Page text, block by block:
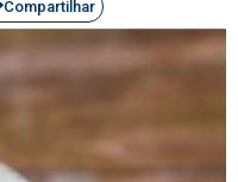
Compartilhar